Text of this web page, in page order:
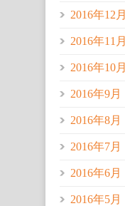
2016年12月
2016年11月
2016年10月
2016年9月
2016年8月
2016年7月
2016年6月
2016年5月